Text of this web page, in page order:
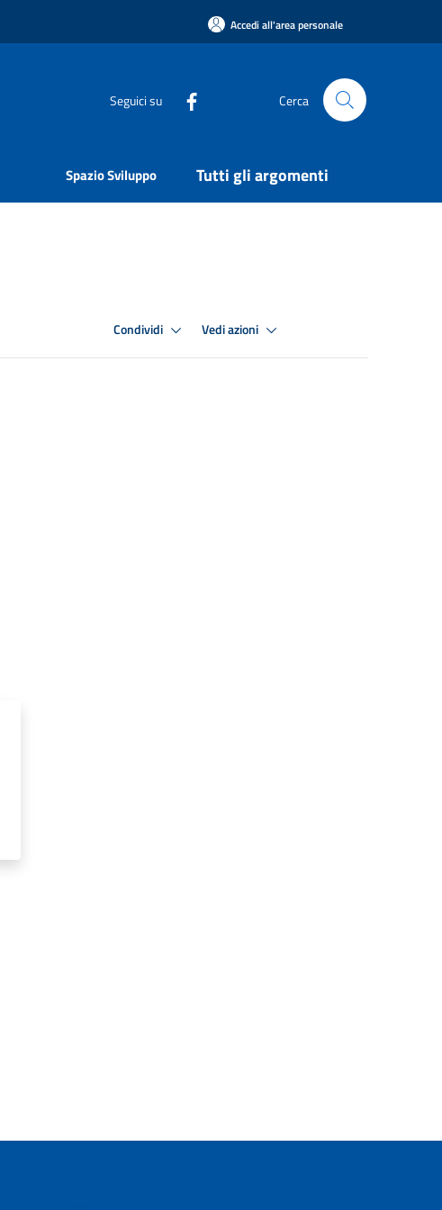
Accedi all'area personale
Seguici su Cerca
Spazio Sviluppo Tutti gli argomenti
Condividi Vedi azioni